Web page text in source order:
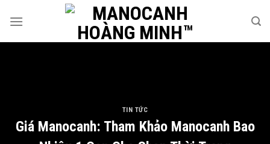
TIN TỨC
Giá Manocanh: Tham Khảo Manocanh Bao